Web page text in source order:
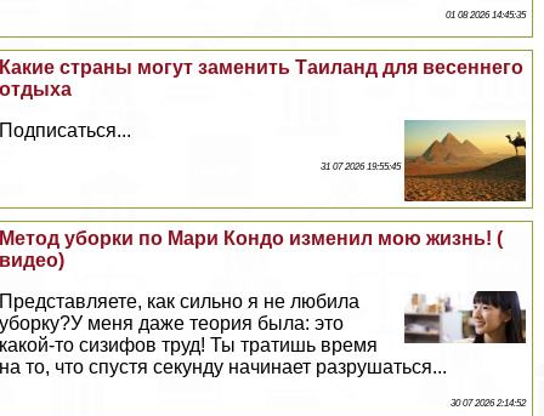
01 08 2026 14:45:35
Какие страны могут заменить Таиланд для весеннего
отдыха
Подписаться...
31 07 2026 19:55:45
Метод уборки по Мари Кондо изменил мою жизнь! (
видео)
Представляете, как сильно я не любила
уборку?У меня даже теория была: это
какой-то сизифов труд! Ты тратишь время
на то, что спустя секунду начинает разрушаться...
30 07 2026 2:14:52